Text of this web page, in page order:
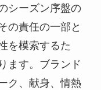
シーズン序盤の
の責任の一部と
を模索するた
ます。ブランド
ク、献身、情熱